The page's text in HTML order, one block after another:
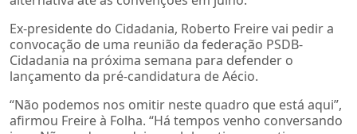
Ex-presidente do Cidadania, Roberto Freire vai pedir a
convocação de uma reunião da federação PSDB-
Cidadania na próxima semana para defender o
lançamento da pré-candidatura de Aécio.
“Não podemos nos omitir neste quadro que está aqui”,
afirmou Freire à Folha. “Há tempos venho conversando